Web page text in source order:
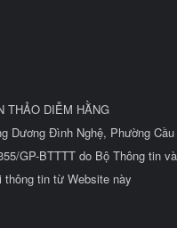
THẢO DIỄM HẰNG
Dương Đình Nghệ, Phường
GP-BTTTT do Bộ Thông tin
thông tin từ Website này